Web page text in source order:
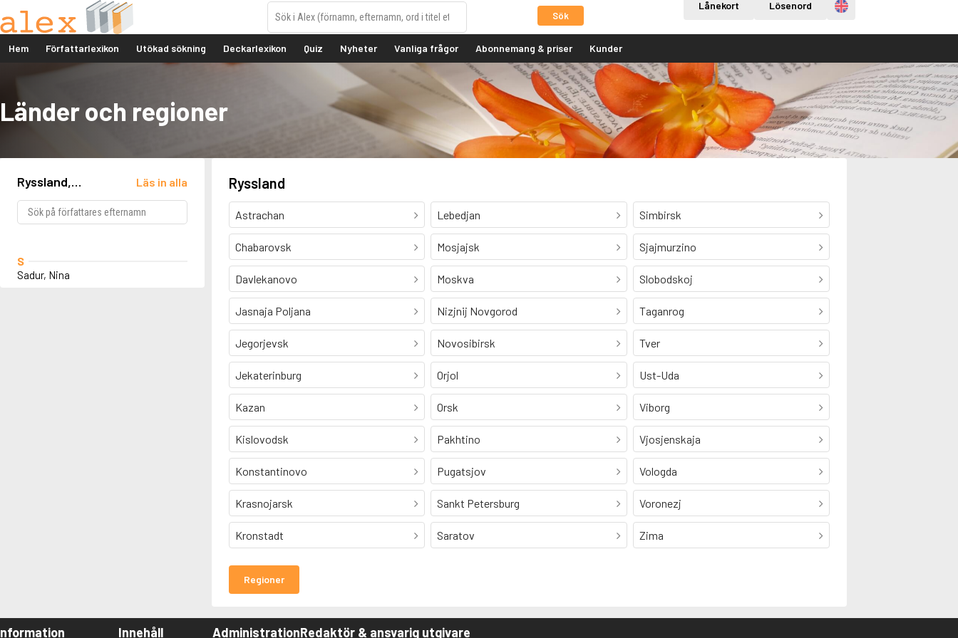
Sök
Lånekort Lösenord Engelska
Hem Författarlexikon Utökad sökning Deckarlexikon Quiz Nyheter Vanliga frågor Abonnemang & priser Kunder
Länder och regioner
Ryssland,
Läs in alla
S
Sadur, Nina
Ryssland
Astrachan
Chabarovsk
Davlekanovo
Jasnaja Poljana
Jegorjevsk
Jekaterinburg
Kazan
Kislovodsk
Konstantinovo
Krasnojarsk
Kronstadt
Lebedjan
Mosjajsk
Moskva
Nizjnij Novgorod
Novosibirsk
Orjol
Orsk
Pakhtino
Pugatsjov
Sankt Petersburg
Saratov
Simbirsk
Sjajmurzino
Slobodskoj
Taganrog
Tver
Ust-Uda
Viborg
Vjosjenskaja
Vologda
Voronezj
Zima
Regioner
Innehåll AdministrationRedaktör & ansvarig utgivare